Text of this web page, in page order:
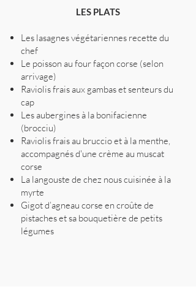
LES PLATS
Les lasagnes végétariennes recette du
chef
Le poisson au four façon corse (selon
arrivage)
Raviolis frais aux gambas et senteurs du
cap
Les aubergines à la bonifacienne
(brocciu)
Raviolis frais au bruccio et à la menthe,
accompagnés d'une crème au muscat
corse
La langouste de chez nous cuisinée à la
myrte
Gigot d’agneau corse en croûte de
pistaches et sa bouquetière de petits
légumes